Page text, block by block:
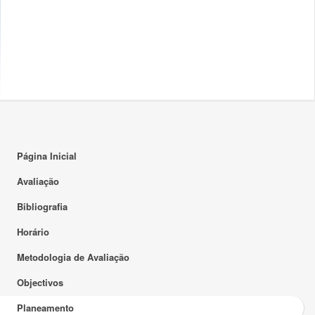
Página Inicial
Avaliação
Bibliografia
Horário
Metodologia de Avaliação
Objectivos
Planeamento